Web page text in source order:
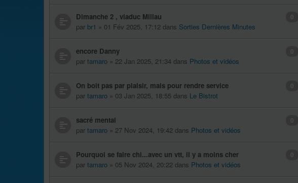
Dimanche 2 , viaduc Millau
par br1 » 01 Fév 2025, 17:12 dans Sorties Dernières Minutes
0
encore Danny
par tamaro » 22 Jan 2025, 21:34 dans Photos et vidéos
0
On boit pas par plaisir, mais pour rendre service
par tamaro » 03 Jan 2025, 18:55 dans Le Bistrot
0
sacré mental
par tamaro » 27 Nov 2024, 19:42 dans Photos et vidéos
0
Pourquoi se faire chi...avec un vtt, il y a moins cher
par tamaro » 05 Nov 2024, 20:22 dans Photos et vidéos
0